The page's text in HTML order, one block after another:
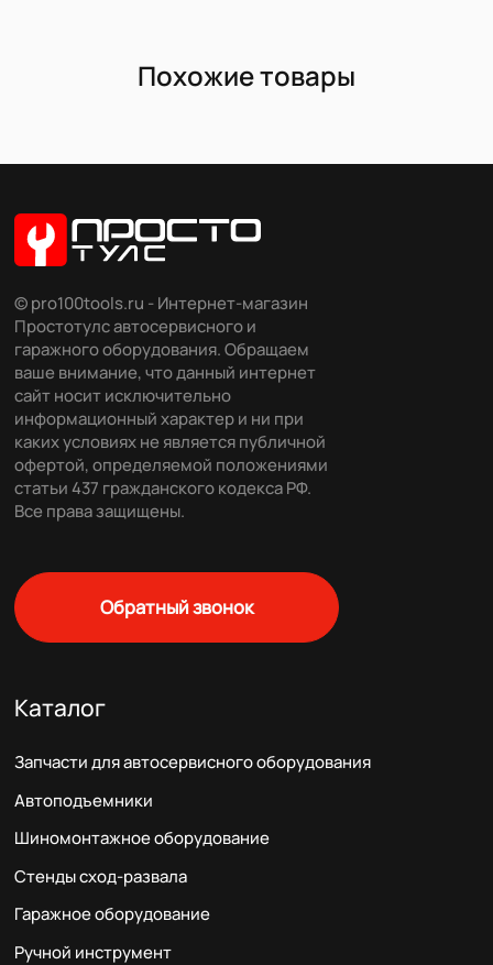
Похожие товары
© pro100tools.ru - Интернет-магазин
Простотулс автосервисного и
гаражного оборудования. Обращаем
ваше внимание, что данный интернет
сайт носит исключительно
информационный характер и ни при
каких условиях не является публичной
офертой, определяемой положениями
статьи 437 гражданского кодекса РФ.
Все права защищены.
Обратный звонок
Каталог
Запчасти для автосервисного оборудования
Автоподъемники
Шиномонтажное оборудование
Стенды сход-развала
Гаражное оборудование
Ручной инструмент